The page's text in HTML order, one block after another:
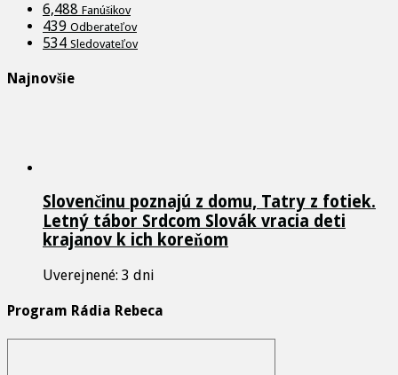
6,488 Fanúšikov
439 Odberateľov
534 Sledovateľov
Najnovšie
Slovenčinu poznajú z domu, Tatry z fotiek.
Letný tábor Srdcom Slovák vracia deti
krajanov k ich koreňom
Uverejnené: 3 dni
Program Rádia Rebeca